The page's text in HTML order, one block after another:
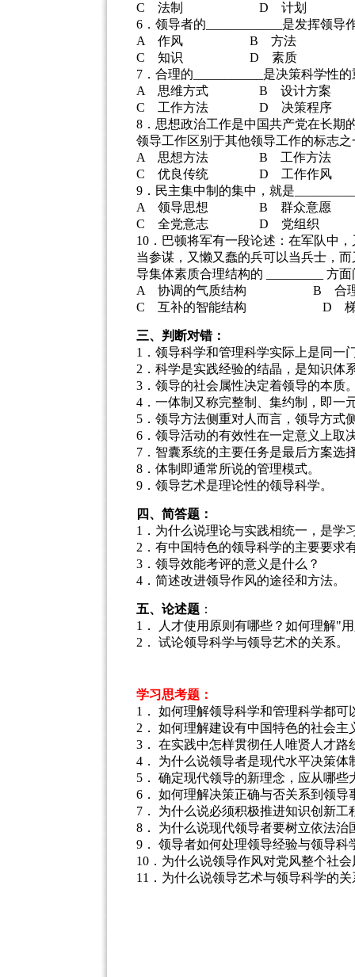
C 法制 D 计划
6．领导者的____________是发挥领导
A 作风 B 方法
C 知识 D 素质
7．合理的___________是决策科学性
A 思维方式 B 设计方案
C 工作方法 D 决策程序
8．思想政治工作是中国共产党在长期
领导工作区别于其他领导工作的标志之
A 思想方法 B 工作方法
C 优良传统 D 工作作风
9．民主集中制的集中，就是
A 领导思想 B 群众意愿
C 全党意志 D 党组织
10．巴顿将军有一段论述：在军队中
当参谋，又懒又蠢的兵可以当兵士，
导集体素质合理结构的 _________ 方
A 协调的气质结构 B 合理
C 互补的智能结构 D 梯形
三、判断对错：
1．领导科学和管理科学
2．科学是实践经验的
3．领导的社会属性
4．一体制又称完整制、
5．领导方法侧重对人而言
6．领导活动的有效性在一定意义
7．智囊系统的主要任
8．体制即通常所
9．领导艺术是理
四、简答题：
1．为什么说理论与实践相统一，是学
2．有中国特色的领导科学的主要要求
3．领导效能考评的意义是什么？
4．简述改进领导作风的途径和方法。
五、论述题 ：
1． 人才使用原则有哪些？如何理解"
2． 试论领导科学与领导艺术的关系。
学习思考题：
1． 如何理解领导科学和管理科学都
2． 如何理解建设有中国特色的社会
3． 在实践中怎样贯彻任人唯贤人才路
4． 为什么说领导者是现代水平决策体
5． 确定现代领导的新理念，应从哪些
6． 如何理解决策正确与否关系到领导
7． 为什么说必须积极推进知识创新工
8． 为什么说现代领导者要树立依法治
9． 领导者如何处理领导经验与领导科
10．为什么说领导作风对党风整个社
11．为什么说领导艺术与领导科学的